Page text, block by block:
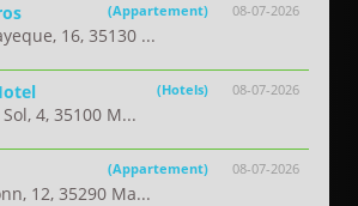
08-07-2026
(Appartement)
16, 35130 ...
08-07-2026
(Hotels)
4, 35100 M...
08-07-2026
(Appartement)
12, 35290 Ma...